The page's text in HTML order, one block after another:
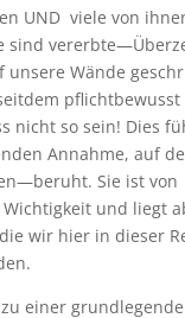
UND viele von
sind
unsere Wände
pflichtbewusst
nicht so sein! Dies
Annahme, auf
Sie ist von
und liegt
wir hier in dieser
einer